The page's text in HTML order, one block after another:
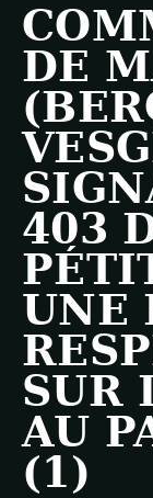
DE
403
UNE
SUR
AU
(1)